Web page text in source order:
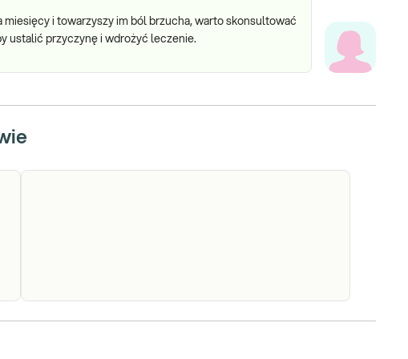
miesięcy i towarzyszy im ból brzucha, warto skonsultować
ustalić przyczynę i wdrożyć leczenie.
HelicobacterHelicobacter pylori w kale. Oznaczenie